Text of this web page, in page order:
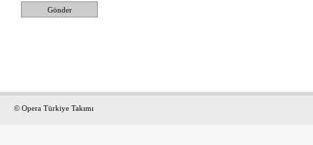
Gönder
© Opera Türkiye Takımı